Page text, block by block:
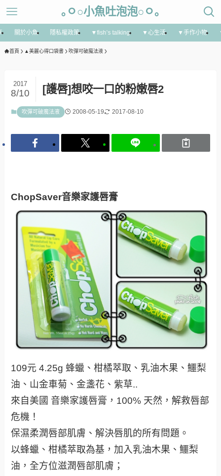
｡ㅇ○小魚吐泡泡○ㅇ｡
關於小魚 隱私權政策 ▼fish’s talking ▼心生活 ▼手作小物
首頁 ▲美麗心得口袋書 吹彈可破魔法液
[護唇]想咬一口的粉嫩唇2
2017
8/10
吹彈可破魔法液 2008-05-19 2017-08-10
ChopSaver音樂家護唇膏
109元 4.25g 蜂蠟、柑橘萃取、乳油木果、鱷梨
油、山金車菊、金盞花、紫草..
來自美國 音樂家護唇膏，100% 天然，解救唇部
危機！
保濕柔潤唇部肌膚、解決唇肌的所有問題。
以蜂蠟、柑橘萃取為基，加入乳油木果、鱷梨
油，全方位滋潤唇部肌膚；